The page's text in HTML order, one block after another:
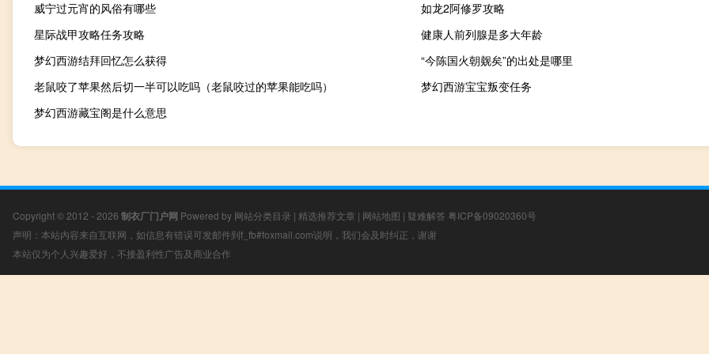
威宁过元宵的风俗有哪些
如龙2阿修罗攻略
星际战甲攻略任务攻略
健康人前列腺是多大年龄
梦幻西游结拜回忆怎么获得
“今陈国火朝觌矣”的出处是哪里
老鼠咬了苹果然后切一半可以吃吗（老鼠咬过的苹果能吃吗）
梦幻西游宝宝叛变任务
梦幻西游藏宝阁是什么意思
Copyright © 2012 - 2026 制衣厂门户网 Powered by 网站分类目录 | 精选推荐文章 | 网站地图 | 疑难解答 粤ICP备09020360号
声明：本站内容来自互联网，如信息有错误可发邮件到f_fb#foxmail.com说明，我们会及时纠正，谢谢
本站仅为个人兴趣爱好，不接盈利性广告及商业合作